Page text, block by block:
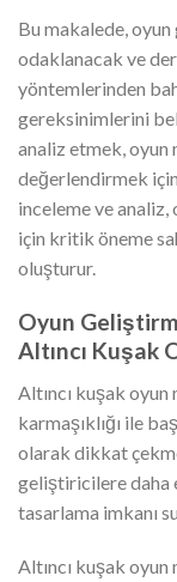
Bu makalede, oyun
odaklanacak ve
yöntemlerinden
gereksinimlerini
analiz etmek, oyun
değerlendirmek
inceleme ve
için kritik öneme
oluşturur.
Oyun
Altıncı Kuşak
Altıncı kuşak
karmaşıklığı ile
olarak dikkat
geliştiricilere daha
tasarlama imkanı
Altıncı kuşak oyun